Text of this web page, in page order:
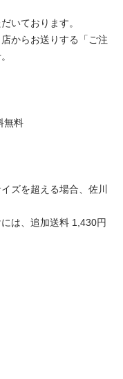
いております。
からお送りする「ご注
無料
ズを超える場合、佐川
は、追加送料 1,430円